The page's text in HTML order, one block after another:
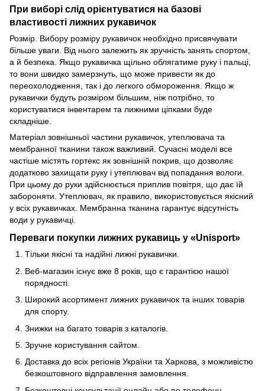
При виборі слід орієнтуватися на базові
властивості лижних рукавичок
Розмір. Вибору розміру рукавичок необхідно присвячувати
більше уваги. Від нього залежить як зручність занять спортом,
а й безпека. Якщо рукавичка щільно облягатиме руку і пальці,
то вони швидко замерзнуть, що може привести як до
переохолодження, так і до легкого обмороження. Якщо ж
рукавички будуть розміром більшим, ніж потрібно, то
користуватися інвентарем та лижними ціпками буде
складніше.
Матеріал зовнішньої частини рукавичок, утеплювача та
мембранної тканини також важливий. Сучасні моделі все
частіше містять гортекс як зовнішній покрив, що дозволяє
додатково захищати руку і утеплювач від попадання вологи.
При цьому до руки здійснюється приплив повітря, що дає їй
забороняти. Утеплювач, як правило, використовується якісний
у всіх рукавичках. Мембранна тканина гарантує відсутність
води у рукавичці.
Переваги покупки лижних рукавиць у «Unisport»
Тільки якісні та надійні лижні рукавички.
Веб-магазин існує вже 8 років, що є гарантією нашої
порядності.
Широкий асортимент лижних рукавичок та інших товарів
для спорту.
Знижки на багато товарів з каталогів.
Зручне користування сайтом.
Доставка до всіх регіонів України та Харкова, з можливістю
безкоштовного відправлення замовлення.